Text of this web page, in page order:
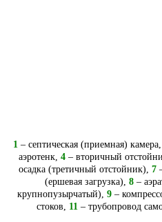
1 – септическая (приемная) камера,
аэротенк, 4– вторичный
осадка (третичный отстойник), 7
(ершевая загрузка), 8 –
крупнопузырчатый), 9 –
стоков, 11 – трубопровод